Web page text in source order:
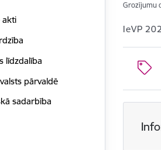
akti
līdzdalība
pārvaldē
sadarbība
Grozījumu
IeVP